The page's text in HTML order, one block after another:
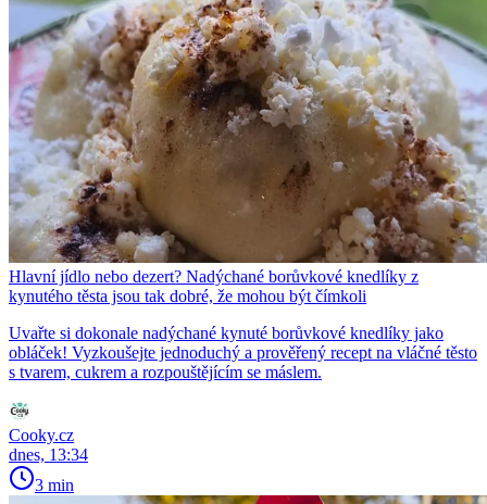
Hlavní jídlo nebo dezert? Nadýchané borůvkové knedlíky z
kynutého těsta jsou tak dobré, že mohou být čímkoli
Uvařte si dokonale nadýchané kynuté borůvkové knedlíky jako
obláček! Vyzkoušejte jednoduchý a prověřený recept na vláčné těsto
s tvarem, cukrem a rozpouštějícím se máslem.
Cooky.cz
dnes, 13:34
3 min